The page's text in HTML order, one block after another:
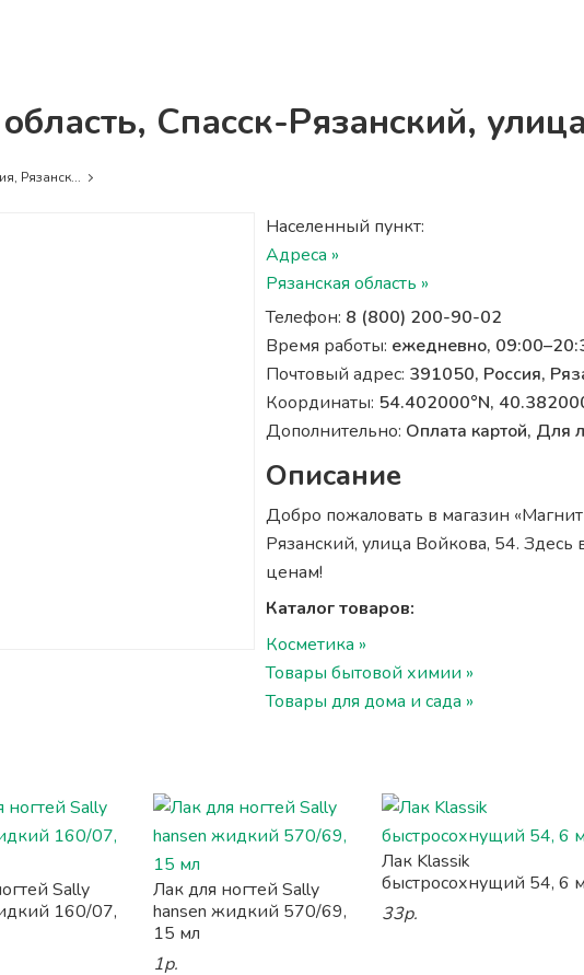
Спасск-Рязанский,
Рязанск...
Населенный пункт:
Адреса »
Рязанская область »
Телефон: 8 (800) 200-90-02
Время работы: ежедневно,
Почтовый адрес: 391050, Россия,
Координаты: 54.402000°N,
Дополнительно: Оплата картой, Для
Описание
Добро пожаловать в магазин «Магнит
Рязанский, улица Войкова, 54.
ценам!
Каталог товаров:
Косметика »
Товары бытовой химии »
Товары для дома и сада »
Sally
160/07,
Лак для ногтей Sally
hansen жидкий 570/69,
15 мл
1р.
Лак Klassik
быстросохнущий 54, 6
33р.